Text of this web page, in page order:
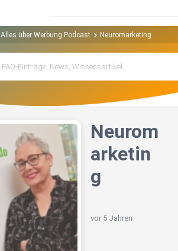
Alles über Werbung Podcast Neuromarketing
Neurom
arketin
g
vor 5 Jahren